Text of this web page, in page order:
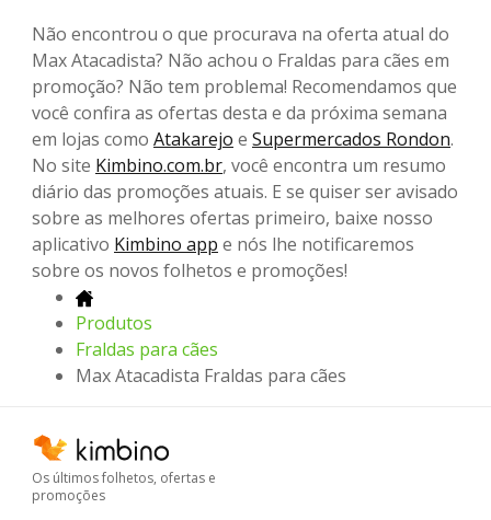
Não encontrou o que procurava na oferta atual do
Max Atacadista? Não achou o Fraldas para cães em
promoção? Não tem problema! Recomendamos que
você confira as ofertas desta e da próxima semana
em lojas como Atakarejo e Supermercados Rondon.
No site Kimbino.com.br, você encontra um resumo
diário das promoções atuais. E se quiser ser avisado
sobre as melhores ofertas primeiro, baixe nosso
aplicativo Kimbino app e nós lhe notificaremos
sobre os novos folhetos e promoções!
Produtos
Fraldas para cães
Max Atacadista Fraldas para cães
Os últimos folhetos, ofertas e
promoções